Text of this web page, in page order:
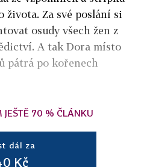
Za své poslání si
osudy všech žen z
A tak Dora místo
pátrá po kořenech
JEŠTĚ 70 % ČLÁNKU
dál za
Kč